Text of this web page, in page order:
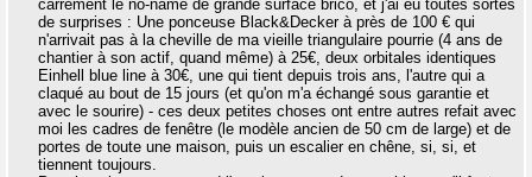
carrément le no-name de grande surface brico, et j'ai eu toutes sortes
de surprises : Une ponceuse Black&Decker à près de 100 € qui
n'arrivait pas à la cheville de ma vieille triangulaire pourrie (4 ans de
chantier à son actif, quand même) à 25€, deux orbitales identiques
Einhell blue line à 30€, une qui tient depuis trois ans, l'autre qui a
claqué au bout de 15 jours (et qu'on m'a échangé sous garantie et
avec le sourire) - ces deux petites choses ont entre autres refait avec
moi les cadres de fenêtre (le modèle ancien de 50 cm de large) et de
portes de toute une maison, puis un escalier en chêne, si, si, et
tiennent toujours.